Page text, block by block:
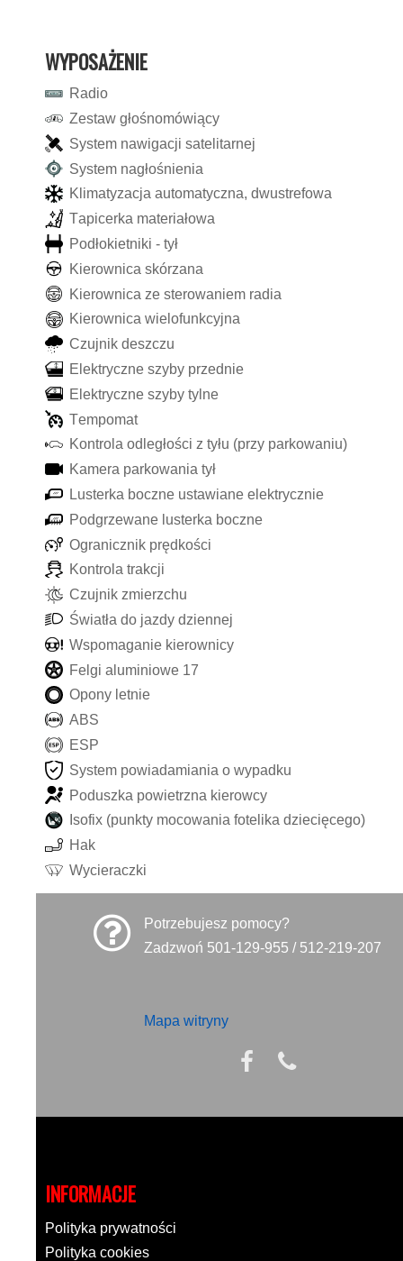
WYPOSAŻENIE
Radio
Zestaw głośnomówiący
System nawigacji sate itarnej
System nagłośnienia
K imatyzacja automatyczna, dwustrefowa
Tapicerka materiałowa
Podłokietniki - tył
Kierownica skórzana
Kierownica ze sterowaniem radia
Kierownica wie ofunkcyjna
Czujnik deszczu
E ektryczne szyby przednie
E ektryczne szyby ty ne
Tempomat
Kontro a od egłości z tyłu (przy parkowaniu)
Kamera parkowania tył
Lusterka boczne ustawiane e ektrycznie
Podgrzewane usterka boczne
Ogranicznik pręd kości
Kontro a trakcji
Czujnik zmierzchu
Światła do jazdy dziennej
Wspomaganie kierownicy
Fe gi a uminiowe 17
Opony etnie
ABS
ESP
System powiadamiania o wypad ku
Poduszka powietrzna kierowcy
sofix (punkty mocowania fote ika dziecięcego)
Hak
Wycieraczki
Potrzebujesz pomocy?
Zadzwoń 501-129-955 / 512-219-207
Mapa witryny
INFORMACJE
Polityka prywatności
Polityka cookies